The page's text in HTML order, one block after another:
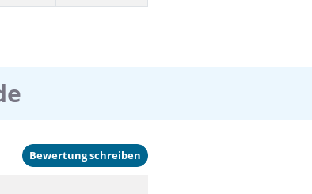
Bewertung schreiben